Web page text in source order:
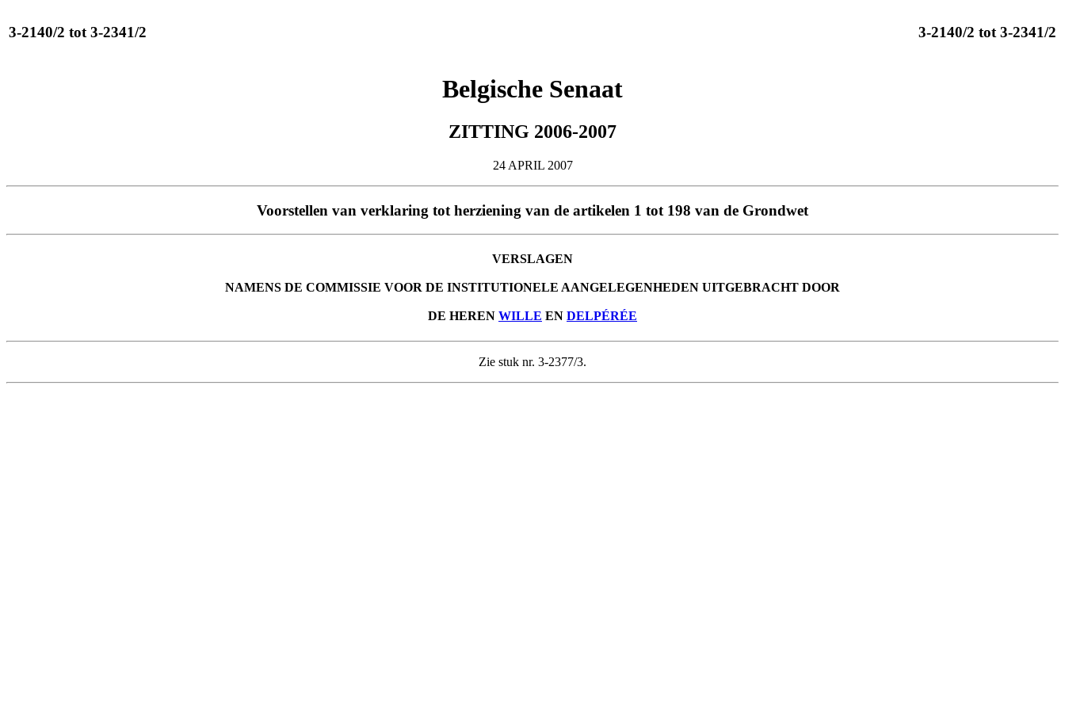
3-2140/2 tot 3-2341/2 3-2140/2 tot 3-2341/2
Belgische Senaat
ZITTING 2006-2007
24 APRIL 2007
Voorstellen van verklaring tot herziening van de artikelen 1 tot 198 van de Grondwet
VERSLAGEN
NAMENS DE COMMISSIE VOOR DE INSTITUTIONELE AANGELEGENHEDEN UITGEBRACHT DOOR
DE HEREN WILLE EN DELPÉRÉE
Zie stuk nr. 3-2377/3.